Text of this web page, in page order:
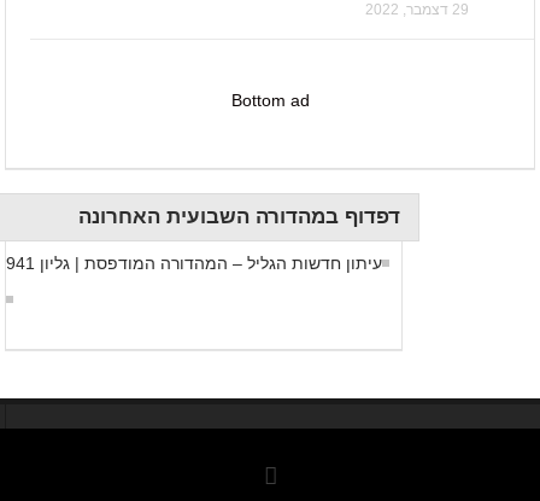
29 דצמבר, 2022
Bottom ad
דפדוף במהדורה השבועית האחרונה
עיתון חדשות הגליל – המהדורה המודפסת | גליון 941